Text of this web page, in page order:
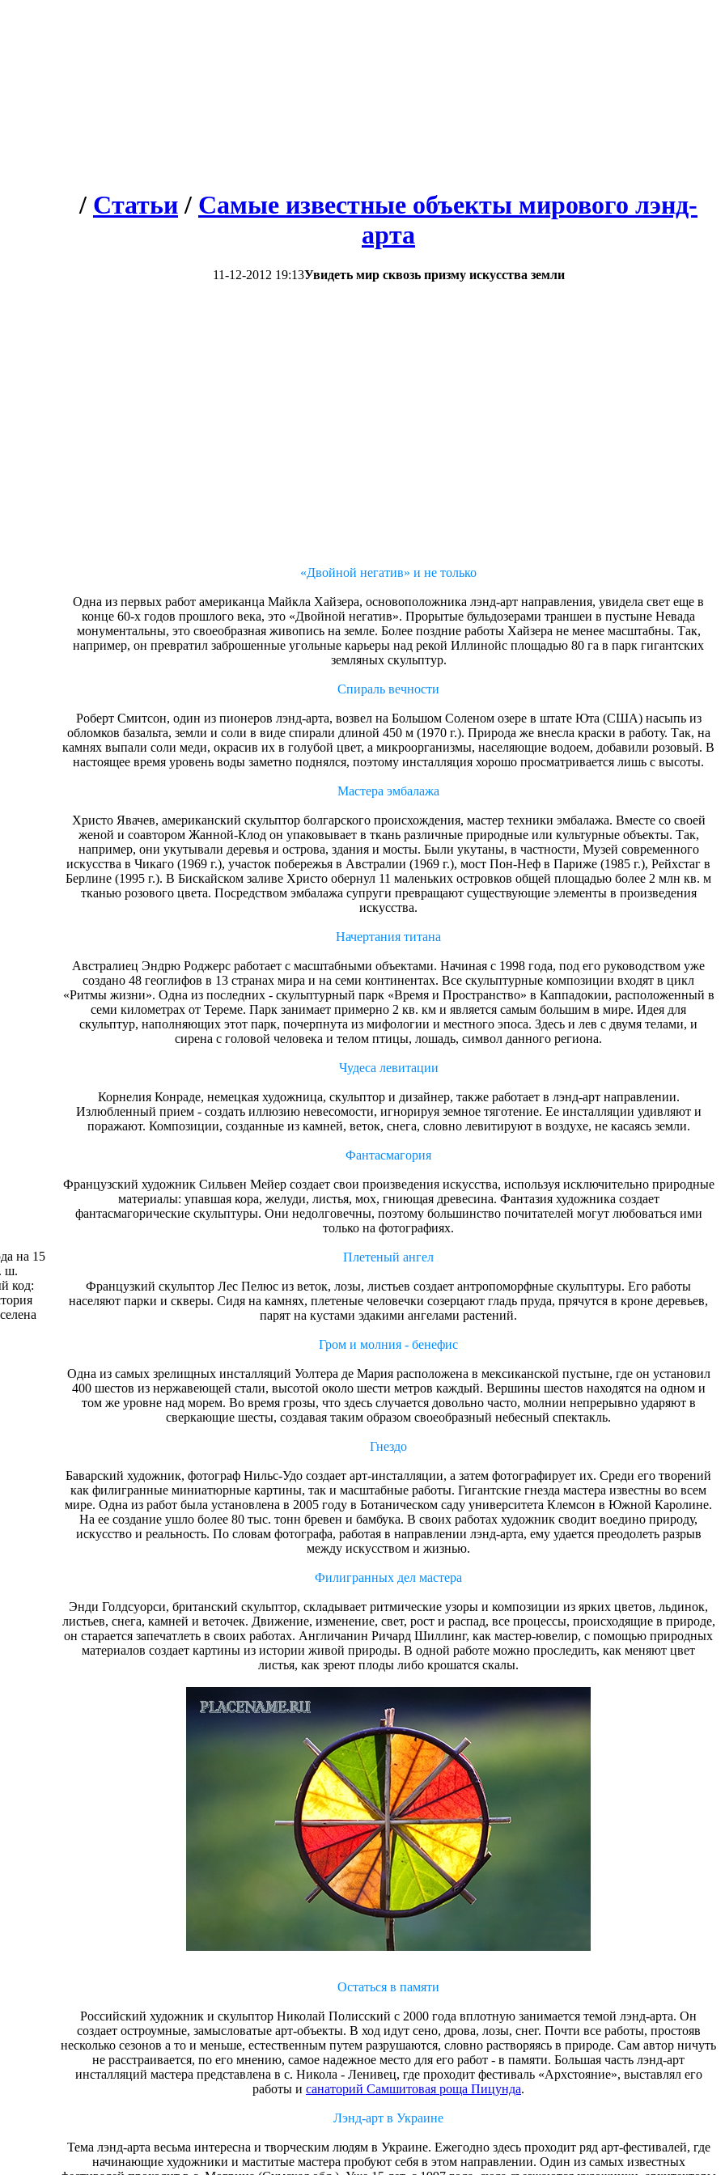
на 15
ш.
код:
/ Статьи/ Самые известные объекты мирового лэнд-
арта
11-12-2012 19:13Увидеть мир сквозь призму искусства земли
«Двойной негатив» и не только
Одна из первых работ американца Майкла Хайзера, основоположника лэнд-арт направления, увидела свет еще в
конце 60-х годов прошлого века, это «Двойной негатив». Прорытые бульдозерами траншеи в пустыне Невада
монументальны, это своеобразная живопись на земле. Более поздние работы Хайзера не менее масштабны. Так,
например, он превратил заброшенные угольные карьеры над рекой Иллинойс площадью 80 га в парк гигантских
земляных скульптур.
Спираль вечности
Роберт Смитсон, один из пионеров лэнд-арта, возвел на Большом Соленом озере в штате Юта (США) насыпь из
обломков базальта, земли и соли в виде спирали длиной 450 м (1970 г.). Природа же внесла краски в работу. Так, на
камнях выпали соли меди, окрасив их в голубой цвет, а микроорганизмы, населяющие водоем, добавили розовый. В
настоящее время уровень воды заметно поднялся, поэтому инсталляция хорошо просматривается лишь с высоты.
Мастера эмбалажа
Христо Явачев, американский скульптор болгарского происхождения, мастер техники эмбалажа. Вместе со своей
женой и соавтором Жанной-Клод он упаковывает в ткань различные природные или культурные объекты. Так,
например, они укутывали деревья и острова, здания и мосты. Были укутаны, в частности, Музей современного
искусства в Чикаго (1969 г.), участок побережья в Австралии (1969 г.), мост Пон-Неф в Париже (1985 г.), Рейхстаг в
Берлине (1995 г.). В Бискайском заливе Христо обернул 11 маленьких островков общей площадью более 2 млн кв. м
тканью розового цвета. Посредством эмбалажа супруги превращают существующие элементы в произведения
искусства.
Начертания титана
Австралиец Эндрю Роджерс работает с масштабными объектами. Начиная с 1998 года, под его руководством уже
создано 48 геоглифов в 13 странах мира и на семи континентах. Все скульптурные композиции входят в цикл
«Ритмы жизни». Одна из последних - скульптурный парк «Время и Пространство» в Каппадокии, расположенный в
семи километрах от Тереме. Парк занимает примерно 2 кв. км и является самым большим в мире. Идея для
скульптур, наполняющих этот парк, почерпнута из мифологии и местного эпоса. Здесь и лев с двумя телами, и
сирена с головой человека и телом птицы, лошадь, символ данного региона.
Чудеса левитации
Корнелия Конраде, немецкая художница, скульптор и дизайнер, также работает в лэнд-арт направлении.
Излюбленный прием - создать иллюзию невесомости, игнорируя земное тяготение. Ее инсталляции удивляют и
поражают. Композиции, созданные из камней, веток, снега, словно левитируют в воздухе, не касаясь земли.
Фантасмагория
Французский художник Сильвен Мейер создает свои произведения искусства, используя исключительно природные
материалы: упавшая кора, желуди, листья, мох, гниющая древесина. Фантазия художника создает
фантасмагорические скульптуры. Они недолговечны, поэтому большинство почитателей могут любоваться ими
только на фотографиях.
Плетеный ангел
Французкий скульптор Лес Пелюс из веток, лозы, листьев создает антропоморфные скульптуры. Его работы
населяют парки и скверы. Сидя на камнях, плетеные человечки созерцают гладь пруда, прячутся в кроне деревьев,
парят на кустами эдакими ангелами растений.
Гром и молния - бенефис
Одна из самых зрелищных инсталляций Уолтера де Мария расположена в мексиканской пустыне, где он установил
400 шестов из нержавеющей стали, высотой около шести метров каждый. Вершины шестов находятся на одном и
том же уровне над морем. Во время грозы, что здесь случается довольно часто, молнии непрерывно ударяют в
сверкающие шесты, создавая таким образом своеобразный небесный спектакль.
Гнездо
Баварский художник, фотограф Нильс-Удо создает арт-инсталляции, а затем фотографирует их. Среди его творений
как филигранные миниатюрные картины, так и масштабные работы. Гигантские гнезда мастера известны во всем
мире. Одна из работ была установлена в 2005 году в Ботаническом саду университета Клемсон в Южной Каролине.
На ее создание ушло более 80 тыс. тонн бревен и бамбука. В своих работах художник сводит воедино природу,
искусство и реальность. По словам фотографа, работая в направлении лэнд-арта, ему удается преодолеть разрыв
между искусством и жизнью.
Филигранных дел мастера
Энди Голдсуорси, британский скульптор, складывает ритмические узоры и композиции из ярких цветов, льдинок,
листьев, снега, камней и веточек. Движение, изменение, свет, рост и распад, все процессы, происходящие в природе,
он старается запечатлеть в своих работах. Англичанин Ричард Шиллинг, как мастер-ювелир, с помощью природных
материалов создает картины из истории живой природы. В одной работе можно проследить, как меняют цвет
листья, как зреют плоды либо крошатся скалы.
Остаться в памяти
Российский художник и скульптор Николай Полисский с 2000 года вплотную занимается темой лэнд-арта. Он
создает остроумные, замысловатые арт-объекты. В ход идут сено, дрова, лозы, снег. Почти все работы, простояв
несколько сезонов а то и меньше, естественным путем разрушаются, словно растворяясь в природе. Сам автор ничуть
не расстраивается, по его мнению, самое надежное место для его работ - в памяти. Большая часть лэнд-арт
инсталляций мастера представлена в с. Никола - Ленивец, где проходит фестиваль «Архстояние», выставлял его
работы и санаторий Самшитовая роща Пицунда.
Лэнд-арт в Украине
Тема лэнд-арта весьма интересна и творческим людям в Украине. Ежегодно здесь проходит ряд арт-фестивалей, где
начинающие художники и маститые мастера пробуют себя в этом направлении. Один из самых известных